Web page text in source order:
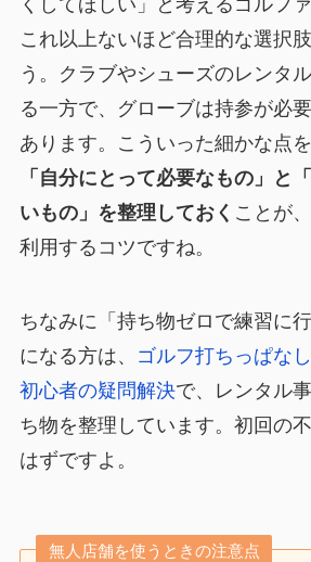
くしてほしい」と考えるゴルフ
これ以上ないほど合理的な選択
う。クラブやシューズのレンタ
る一方で、グローブは持参が必
あります。こういった細かな点
「自分にとって必要なもの」と
いもの」を整理しておく ことが
利用するコツですね。
ちなみに「持ち物ゼロで練習に
になる方は、
ゴルフ打ちっぱな
初心者の疑問解決で、レンタル
ち物を整理しています。初回の
はずですよ。
無人店舗を使うときの注意点